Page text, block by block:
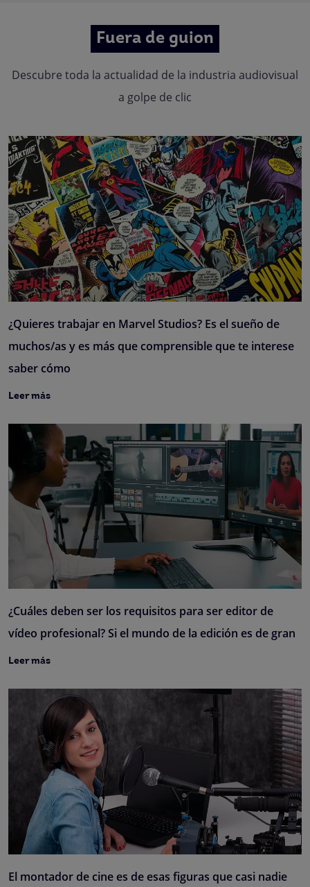
Fuera de guion
Descubre toda la actualidad de la industria audiovisual
a golpe de clic
¿Quieres trabajar en Marvel Studios? Es el sueño de
muchos/as y es más que comprensible que te interese
saber cómo
Leer más
¿Cuáles deben ser los requisitos para ser editor de
vídeo profesional? Si el mundo de la edición es de gran
Leer más
El montador de cine es de esas figuras que casi nadie